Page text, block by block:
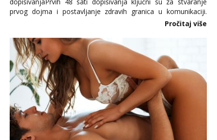
prvog dojma i postavljanje zdravih granica u komunikaciji.
Važno je izbjeći prebrzo otkrivanje osobnih ili intimnih
informacija, jer nepoznata osoba još nije zaslužila to
povjerenje. Takođe...
Pročitaj više